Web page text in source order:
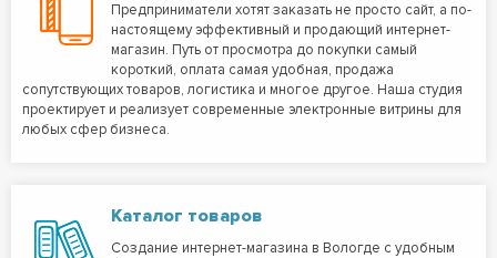
Предприниматели хотят заказать не просто сайт, а по-
настоящему эффективный и продающий интернет-
магазин. Путь от просмотра до покупки самый
короткий, оплата самая удобная, продажа
сопутствующих товаров, логистика и многое другое. Наша студия
проектирует и реализует современные электронные витрины для
любых сфер бизнеса.
Каталог товаров
Создание интернет-магазина в Вологде с удобным